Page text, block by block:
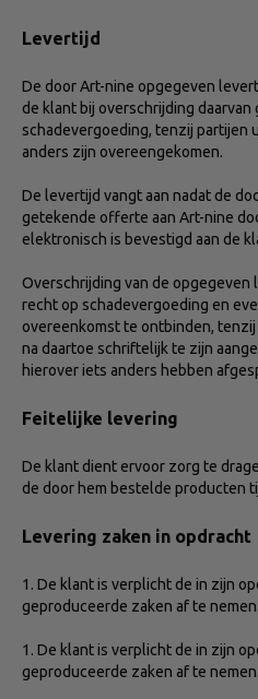
Levertijd
De door Art-nine opgegeven
de klant bij overschrijding
schadevergoeding, tenzij partijen
anders zijn overeengekomen.
De levertijd vangt aan nadat de
getekende offerte aan Art-nine
elektronisch is bevestigd aan de
Overschrijding van de
recht op schadevergoeding en
overeenkomst te ontbinden,
na daartoe schriftelijk te zijn
hierover iets anders hebben
Feitelijke levering
De klant dient ervoor zorg te
de door hem bestelde producten
Levering zaken in opdracht
1. De klant is verplicht de in zijn
geproduceerde zaken af te nemen.
1. De klant is verplicht de in zijn
geproduceerde zaken af te nemen.